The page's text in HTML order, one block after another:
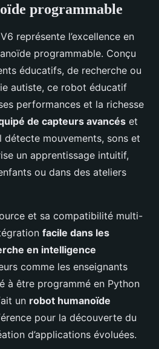
programmable
représente l’excellence en
programmable. Conçu
éducatifs, de recherche ou
autiste, ce robot éducatif
performances et la richesse
de capteurs avancés et
détecte mouvements, sons et
un apprentissage intuitif,
ou dans des ateliers
et sa compatibilité multi-
facile dans les
en intelligence
comme les enseignants
à être programmé en Python
un robot humanoïde
pour la découverte du
d’applications évoluées.